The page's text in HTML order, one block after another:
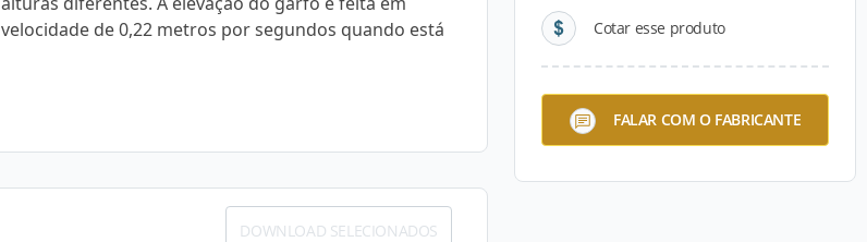
velocidade de 0,22 metros por segundos quando está
Cotar esse produto
FALAR COM O FABRICANTE
DOWNLOAD SELECIONADOS